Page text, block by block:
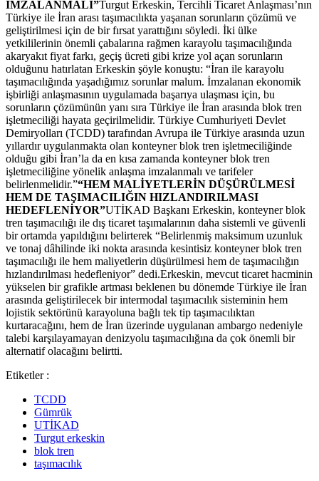
İMZALANMALI”Turgut Erkeskin, Tercihli Ticaret Anlaşması’nın
Türkiye ile İran arası taşımacılıkta yaşanan sorunların çözümü ve
geliştirilmesi için de bir fırsat yarattığını söyledi. İki ülke
yetkililerinin önemli çabalarına rağmen karayolu taşımacılığında
akaryakıt fiyat farkı, geçiş ücreti gibi krize yol açan sorunların
olduğunu hatırlatan Erkeskin şöyle konuştu: “İran ile karayolu
taşımacılığında yaşadığımız sorunlar malum. İmzalanan ekonomik
işbirliği anlaşmasının uygulamada başarıya ulaşması için, bu
sorunların çözümünün yanı sıra Türkiye ile İran arasında blok tren
işletmeciliği hayata geçirilmelidir. Türkiye Cumhuriyeti Devlet
Demiryolları (TCDD) tarafından Avrupa ile Türkiye arasında uzun
yıllardır uygulanmakta olan konteyner blok tren işletmeciliğinde
olduğu gibi İran’la da en kısa zamanda konteyner blok tren
işletmeciliğine yönelik anlaşma imzalanmalı ve tarifeler
belirlenmelidir.”“HEM MALİYETLERİN DÜŞÜRÜLMESİ
HEM DE TAŞIMACILIĞIN HIZLANDIRILMASI
HEDEFLENİYOR”UTİKAD Başkanı Erkeskin, konteyner blok
tren taşımacılığı ile dış ticaret taşımalarının daha sistemli ve güvenli
bir ortamda yapıldığını belirterek “Belirlenmiş maksimum uzunluk
ve tonaj dâhilinde iki nokta arasında kesintisiz konteyner blok tren
taşımacılığı ile hem maliyetlerin düşürülmesi hem de taşımacılığın
hızlandırılması hedefleniyor” dedi.Erkeskin, mevcut ticaret hacminin
yükselen bir grafikle artması beklenen bu dönemde Türkiye ile İran
arasında geliştirilecek bir intermodal taşımacılık sisteminin hem
lojistik sektörünü karayoluna bağlı tek tip taşımacılıktan
kurtaracağını, hem de İran üzerinde uygulanan ambargo nedeniyle
talebi karşılayamayan denizyolu taşımacılığına da çok önemli bir
alternatif olacağını belirtti.
Etiketler :
TCDD
Gümrük
UTİKAD
Turgut erkeskin
blok tren
taşımacılık